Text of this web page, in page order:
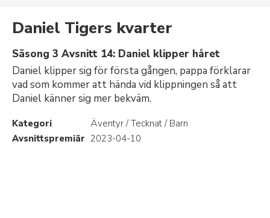
Daniel Tigers kvarter
Säsong 3 Avsnitt 14: Daniel klipper håret
Daniel klipper sig för första gången, pappa förklarar
vad som kommer att hända vid klippningen så att
Daniel känner sig mer bekväm.
Kategori
Äventyr / Tecknat / Barn
Avsnittspremiär 2023-04-10